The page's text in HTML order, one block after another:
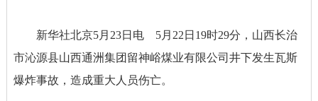
新华社北京5月23日电 5月22日19时29分，山西长治
市沁源县山西通洲集团留神峪煤业有限公司井下发生瓦斯
爆炸事故，造成重大人员伤亡。